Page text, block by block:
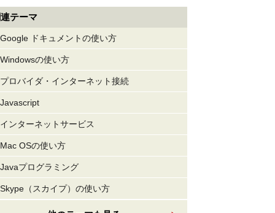
テーマ
Google ドキュメントの使い方
Windowsの使い方
プロバイダ・インターネット接続
Javascript
インターネットサービス
Mac OSの使い方
Javaプログラミング
Skype（スカイプ）の使い方